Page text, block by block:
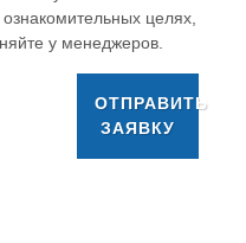
целях,
у менеджеров.
ОТПРАВИТЬ
ЗАЯВКУ